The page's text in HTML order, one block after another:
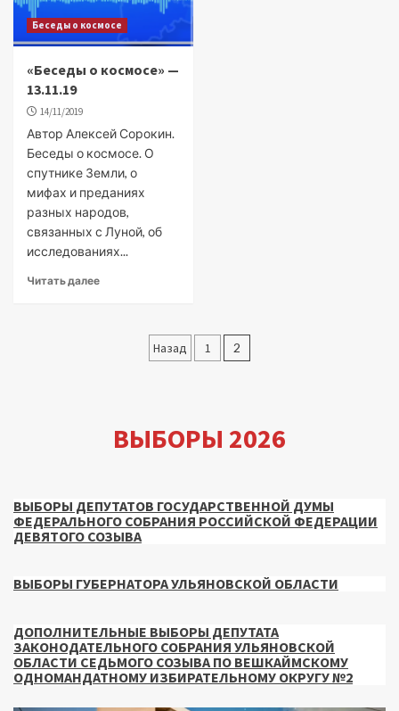
Беседы о космосе
«Беседы о космосе» —
13.11.19
14/11/2019
Автор Алексей Сорокин.
Беседы о космосе. О
спутнике Земли, о
мифах и преданиях
разных народов,
связанных с Луной, об
исследованиях...
Читать далее
Пагинация
Назад 1 2
ВЫБОРЫ 2026
ВЫБОРЫ ДЕПУТАТОВ ГОСУДАРСТВЕННОЙ ДУМЫ
ФЕДЕРАЛЬНОГО СОБРАНИЯ РОССИЙСКОЙ ФЕДЕРАЦИИ
ДЕВЯТОГО СОЗЫВА
ВЫБОРЫ ГУБЕРНАТОРА УЛЬЯНОВСКОЙ ОБЛАСТИ
ДОПОЛНИТЕЛЬНЫЕ ВЫБОРЫ ДЕПУТАТА
ЗАКОНОДАТЕЛЬНОГО СОБРАНИЯ УЛЬЯНОВСКОЙ
ОБЛАСТИ СЕДЬМОГО СОЗЫВА ПО ВЕШКАЙМСКОМУ
ОДНОМАНДАТНОМУ ИЗБИРАТЕЛЬНОМУ ОКРУГУ №2